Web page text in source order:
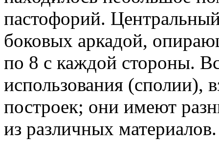
пастофорий.
боковых аркадой,
по 8 с каждой стороны.
использования (сполии),
построек; они имеют
из различных